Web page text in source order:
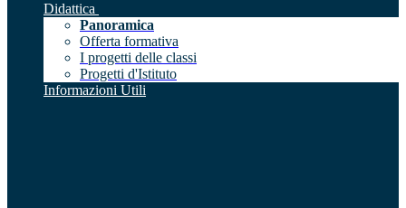
Didattica
Panoramica
Offerta formativa
I progetti delle classi
Progetti d'Istituto
Informazioni Utili